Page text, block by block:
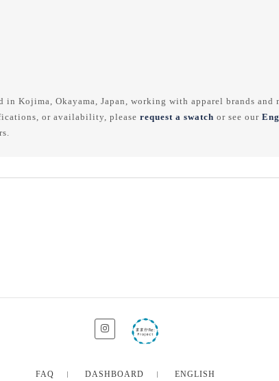
Kojima, Okayama, Japan, working with apparel brands and
or availability, please request a swatch or see our
FAQ DASHBOARD ENGLISH